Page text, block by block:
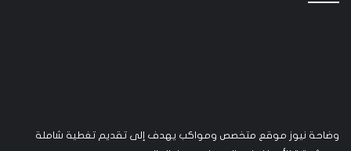
وضاحة نيوز موقع متخصص ومواكب يهدف إلى تقديم تغطية شاملة